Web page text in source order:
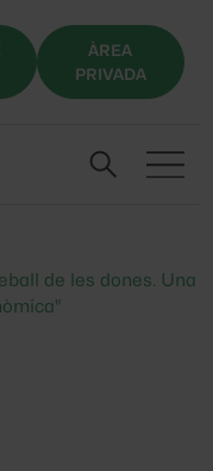
ÀREA
PRIVADA
de les dones. Una